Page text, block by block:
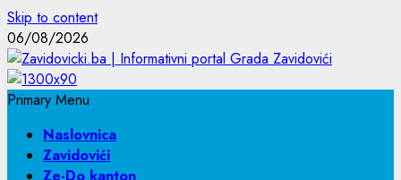
Skip to content
06/08/2026
Primary Menu
Naslovnica
Zavidovići